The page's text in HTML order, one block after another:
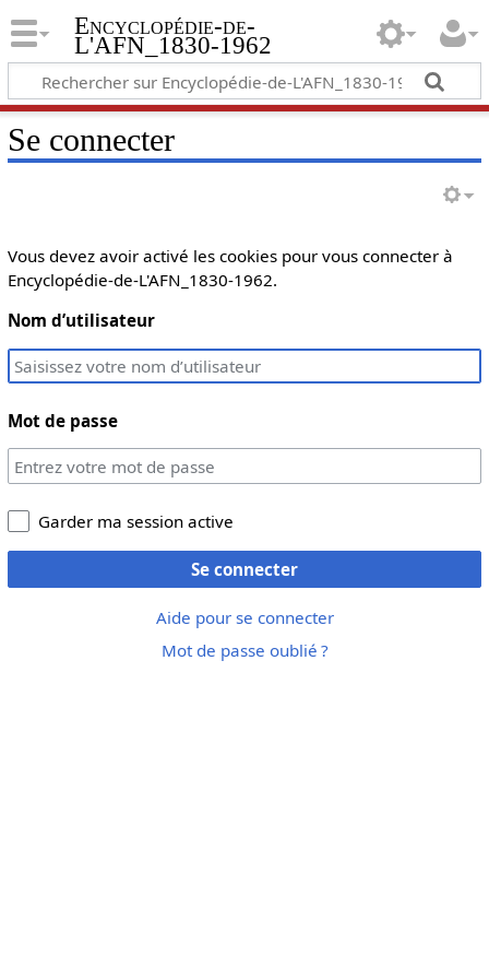
Encyclopédie-de-
L'AFN_1830-1962
Se connecter
Vous devez avoir activé les cookies pour vous connecter à
Encyclopédie-de-L'AFN_1830-1962.
Nom d’utilisateur
Mot de passe
Garder ma session active
Se connecter
Aide pour se connecter
Mot de passe oublié ?